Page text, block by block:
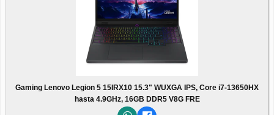
Gaming Lenovo Legion 5 15IRX10 15.3" WUXGA IPS, Core i7-13650HX
hasta 4.9GHz, 16GB DDR5 V8G FRE